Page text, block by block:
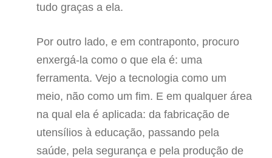
tudo graças a ela.
Por outro lado, e em contraponto, procuro
enxergá-la como o que ela é: uma
ferramenta. Vejo a tecnologia como um
meio, não como um fim. E em qualquer área
na qual ela é aplicada: da fabricação de
utensílios à educação, passando pela
saúde, pela segurança e pela produção de